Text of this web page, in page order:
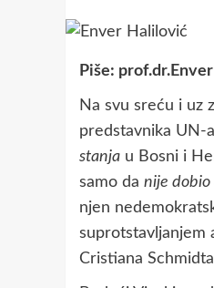
Piše:
Na svu sreću i uz
predstavnika UN-
stanja u Bosni i
samo da nije
njen
suprotstavljanjem
Cristiana